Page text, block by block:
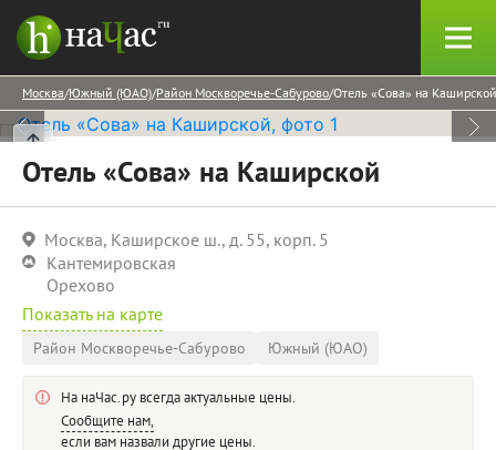
Москва Южный (ЮАО) Район Москворечье-Сабурово Отель «Сова» на Каширской
Отель «Сова» на Каширской
Москва, Каширское ш., д. 55, корп. 5
Кантемировская
Орехово
Показать на карте
Район Москворечье-Сабурово Южный (ЮАО)
На наЧас.ру всегда актуальные цены.
Сообщите нам,
если вам назвали другие цены.